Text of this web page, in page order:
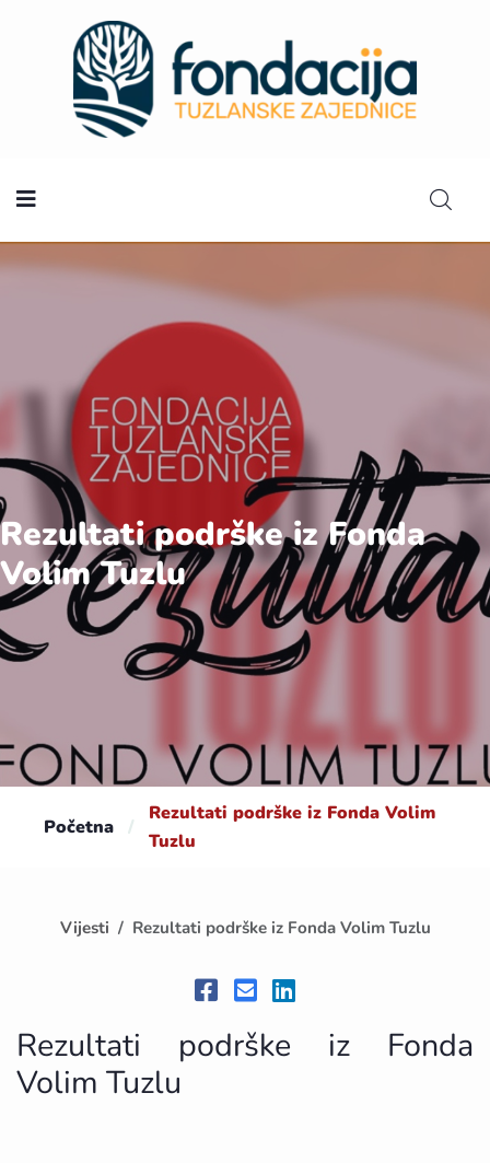
Početna
Rezultati podrške iz Fonda
Volim Tuzlu
Početna /
Rezultati podrške iz Fonda Volim
Tuzlu
Vijesti Rezultati podrške iz Fonda Volim Tuzlu
Rezultati podrške iz Fonda
Volim Tuzlu